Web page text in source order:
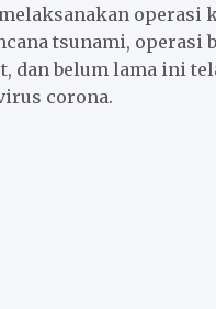
tsunami, operasi
dan belum lama ini
corona.